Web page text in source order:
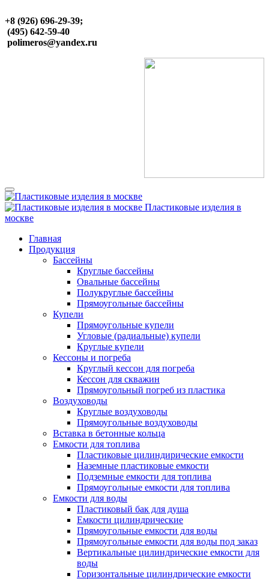
+8 (926) 696-29-39;
(495) 642-59-40
polimeros@yandex.ru
Пластиковые изделия в
москве
Главная
Продукция
Бассейны
Круглые бассейны
Овальные бассейны
Полукруглые бассейны
Прямоугольные бассейны
Купели
Прямоугольные купели
Угловые (радиальные) купели
Круглые купели
Кессоны и погреба
Круглый кессон для погреба
Кессон для скважин
Прямоугольный погреб из пластика
Воздуховоды
Круглые воздуховоды
Прямоугольные воздуховоды
Вставка в бетонные кольца
Емкости для топлива
Пластиковые цилиндирические емкости
Наземные пластиковые емкости
Подземные емкости для топлива
Прямоугольные емкости для топлива
Емкости для воды
Пластиковый бак для душа
Емкости цилиндрические
Прямоугольные емкости для воды
Прямоугольные емкости для воды под заказ
Вертикальные цилиндрические емкости для
воды
Горизонтальные цилиндрические емкости